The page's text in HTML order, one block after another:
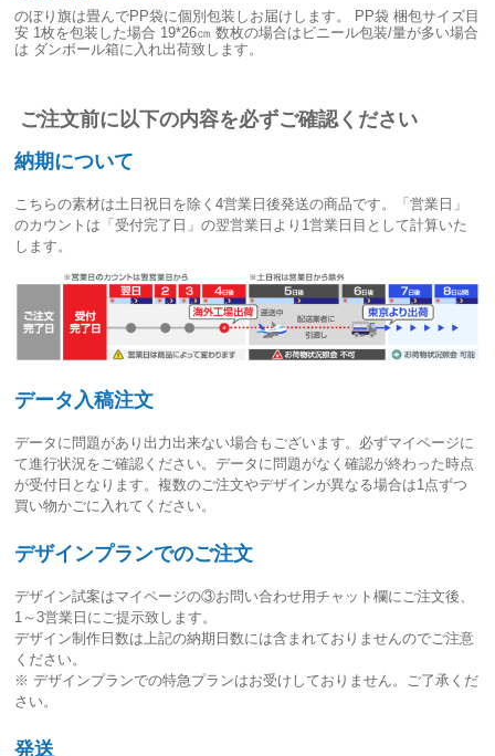
のぼり旗は畳んでPP袋に個別包装しお届けします。
PP袋 梱包サイズ目
安 1枚を包装した場合 19*26㎝ 数枚の場合はビニール包装/量が多い場合
は ダンボール箱に入れ出荷致します。
ご注文前に以下の内容を必ずご確認ください
納期について
こちらの素材は土日祝日を除く4営業日後発送の商品です。「営業日」
のカウントは「受付完了日」の翌営業日より1営業日目として計算いた
します。
データ入稿注文
データに問題があり出力出来ない場合もございます。必ずマイページに
て進行状況をご確認ください。データに問題がなく確認が終わった時点
が受付日 となります。複数のご注文やデザインが異なる場合は1点ずつ
買い物かごに入れてください。
デザインプランでのご注文
デザイン試案はマイページの③お問い合わせ用チャット欄にご注文後、
1～3営業日 にご提示致します。
デザイン制作日数は上記の納期日数には含まれておりませんのでご注意
ください。
※ デザインプランでの特急プランはお受けしておりません。ご了承くだ
さい。
発送